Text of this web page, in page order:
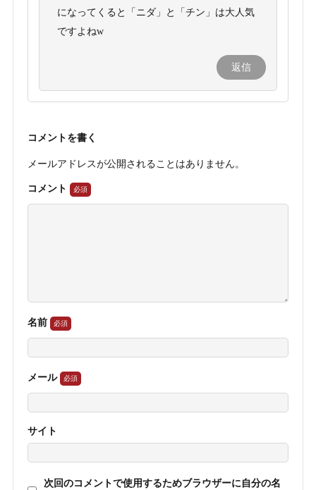
になってくると「ニダ」と「チン」は大人気
ですよねw
返信
コメントを書く
メールアドレスが公開されることはありません。
コメント
名前
メール
サイト
次回のコメントで使用するためブラウザーに自分の名